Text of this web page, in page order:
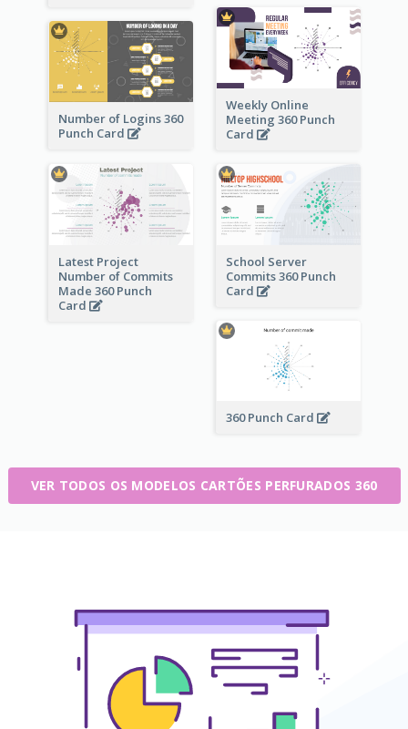
Weekly Online
Meeting 360 Punch
Card
Number of Logins 360
Punch Card
Latest Project
Number of Commits
Made 360 Punch
Card
School Server
Commits 360 Punch
Card
360 Punch Card
VER TODOS OS MODELOS CARTÕES PERFURADOS 360